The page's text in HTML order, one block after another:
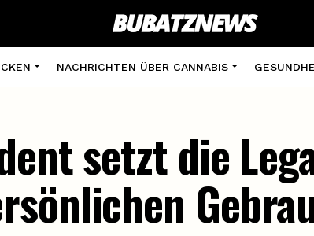
NACHRICHTEN ÜBER CANNABIS
setzt die